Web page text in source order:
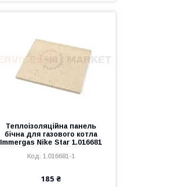
Теплоізоляційна панель
бічна для газового котла
Immergas Nike Star 1.016681
1.016681-1
185 ₴